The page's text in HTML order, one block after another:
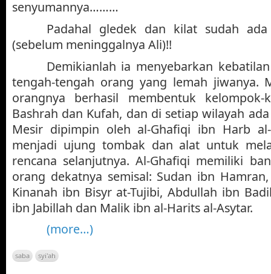
senyumannya………
Padahal gledek dan kilat sudah
(sebelum meninggalnya Ali)!!
Demikianlah ia menyebarkan
tengah-tengah orang yang lemah jiwanya.
orangnya berhasil membentuk
Bashrah dan Kufah, dan di setiap wilayah
Mesir dipimpin oleh al-Ghafiqi ibn Harb al-
menjadi ujung tombak dan alat untuk
rencana selanjutnya. Al-Ghafiqi memiliki
orang dekatnya semisal: Sudan ibn
Kinanah ibn Bisyr at-Tujibi, Abdullah ibn
ibn Jabillah dan Malik ibn al-Harits al-Asytar.
(more…)
saba syi'ah